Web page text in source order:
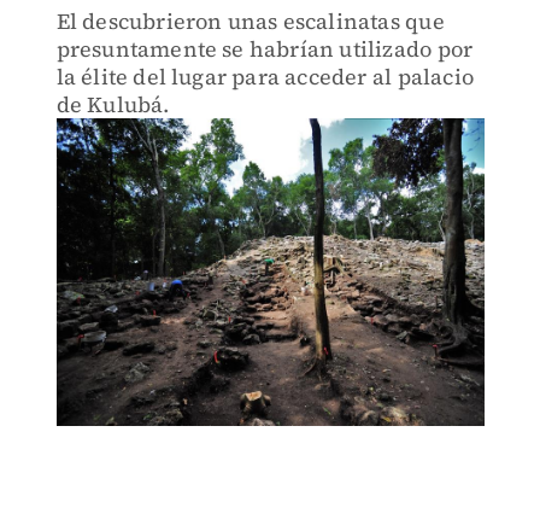
El descubrieron unas escalinatas que
presuntamente se habrían utilizado por
la élite del lugar para acceder al palacio
de Kulubá.